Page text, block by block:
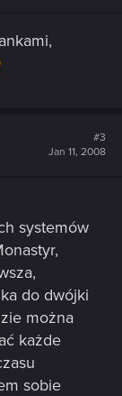
#3
Jan 11, 2008
systemów
do dwójki
można
każde
sobie